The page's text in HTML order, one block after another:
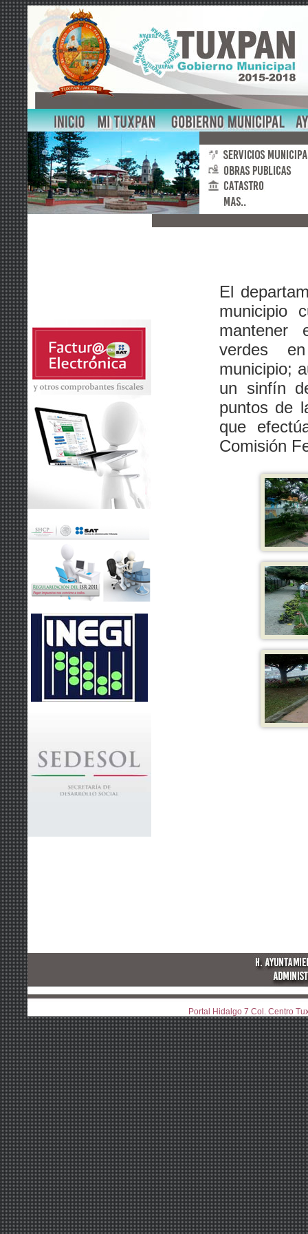
El
municipio
mantener
verdes
municipio;
un sinfín
puntos de
que
Comisión
Portal Hidalgo 7 Col. Centro